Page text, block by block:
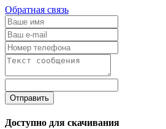
Обратная связь
Отправить
Доступно для скачивания